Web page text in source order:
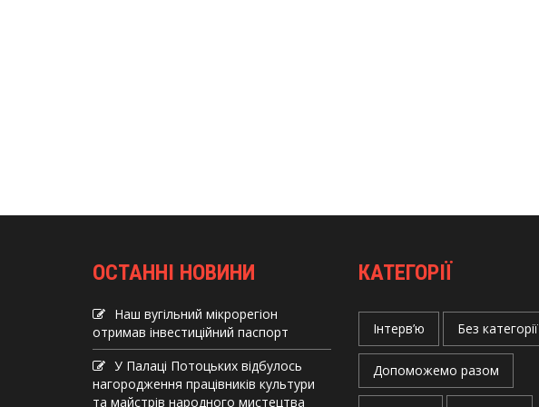
ОСТАННІ НОВИНИ
Наш вугільний мікрорегіон
отримав інвеcтиційний паспорт
У Палаці Потоцьких відбулось
нагородження працівників культури
та майстрів народного мистецтва
КАТЕГОРІЇ
Інтерв’ю Без категорії
Допоможемо разом